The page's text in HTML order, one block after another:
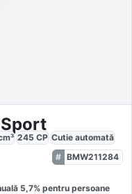
245 CP Cutie automată
BMW211284
5,7% pentru persoane